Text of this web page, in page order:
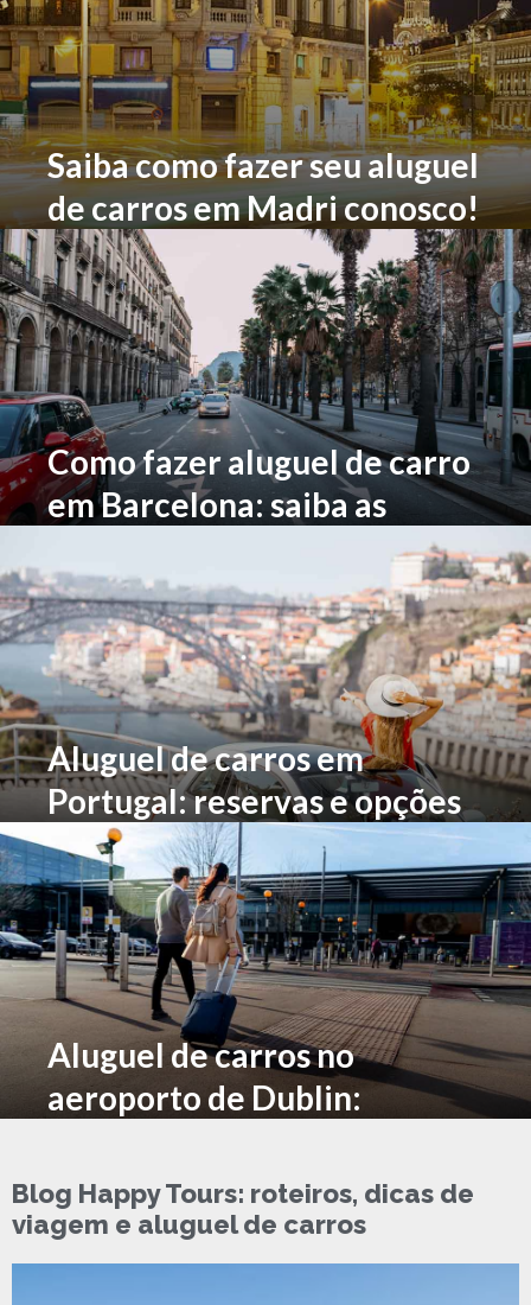
Saiba como fazer seu aluguel
de carros em Madri conosco!
Como fazer aluguel de carro
em Barcelona: saiba as
Aluguel de carros em
Portugal: reservas e opções
de carro
Aluguel de carros no
aeroporto de Dublin:
Blog Happy Tours: roteiros, dicas de
viagem e aluguel de carros